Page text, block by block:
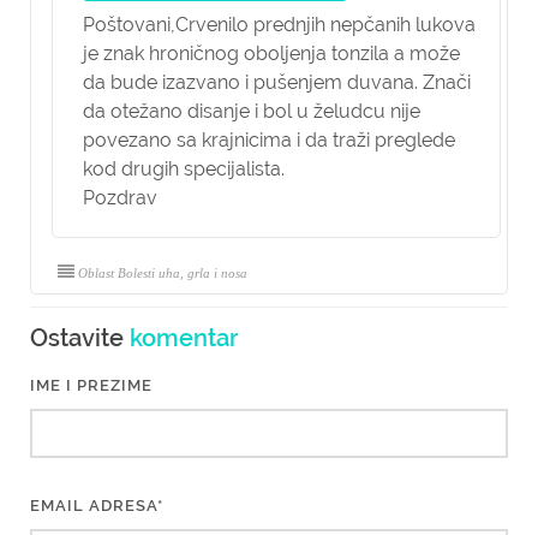
Poštovani,Crvenilo prednjih nepčanih lukova
je znak hroničnog oboljenja tonzila a može
da bude izazvano i pušenjem duvana. Znači
da otežano disanje i bol u želudcu nije
povezano sa krajnicima i da traži preglede
kod drugih specijalista.
Pozdrav
Oblast Bolesti uha, grla i nosa
Ostavite komentar
IME I PREZIME
EMAIL ADRESA*